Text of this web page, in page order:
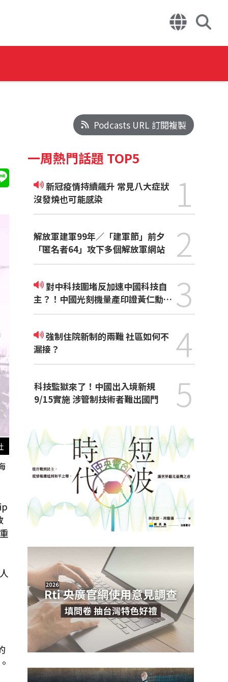
Podcasts URL 訂閱複製
一周熱門話題 TOP5
新冠疫情持續飆升 常見八大症狀
沒發燒也可能感染
1
解放軍建軍99年／「建軍節」前夕
「匿名者64」攻下多個解放軍網站
2
對中科技圍堵反加速中國科技自
主？！中國光刻機量產印證黃仁勳觀
點
3
強制住院新制的兩難 社區如何不
漏接？
4
科技監獄來了！中國出入境新規
9/15實施 涉管制技術者難出國門
5